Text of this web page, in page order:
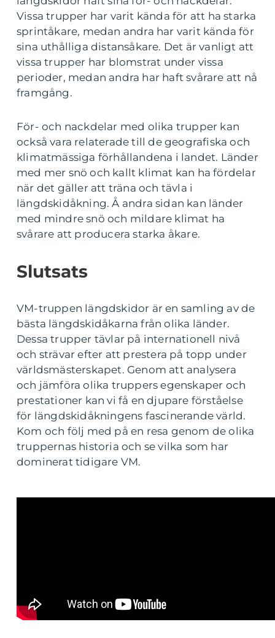
Vissa trupper har varit kända för att ha starka
sprintåkare, medan andra har varit kända för
sina uthålliga distansåkare. Det är vanligt att
vissa trupper har blomstrat under vissa
perioder, medan andra har haft svårare att nå
framgång.
För- och nackdelar med olika trupper kan
också vara relaterade till de geografiska och
klimatmässiga förhållandena i landet. Länder
med mer snö och kallt klimat kan ha fördelar
när det gäller att träna och tävla i
längdskidåkning. Å andra sidan kan länder
med mindre snö och mildare klimat ha
svårare att producera starka åkare.
Slutsats
VM-truppen längdskidor är en samling av de
bästa längdskidåkarna från olika länder.
Dessa trupper tävlar på internationell nivå
och strävar efter att prestera på topp under
världsmästerskapet. Genom att analysera
och jämföra olika truppers egenskaper och
prestationer kan vi få en djupare förståelse
för längdskidåkningens fascinerande värld.
Kom och följ med på en resa genom de olika
truppernas historia och se vilka som har
dominerat tidigare VM.